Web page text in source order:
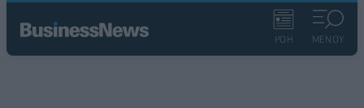
ΡΟΗ ΜΕΝΟΥ